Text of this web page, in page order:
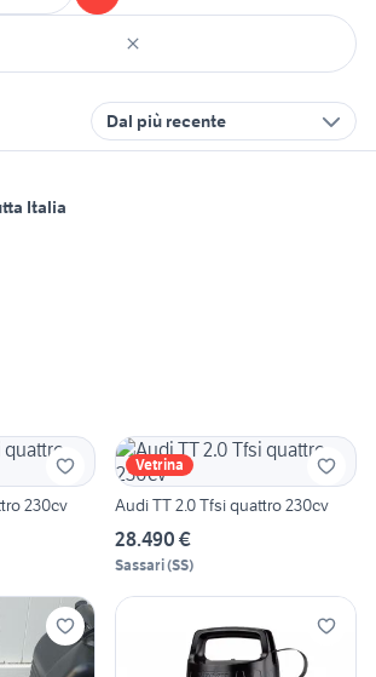
Dal più recente
Italia
230cv
Vetrina
Audi TT 2.0 Tfsi quattro 230cv
28.490 €
Sassari(SS)